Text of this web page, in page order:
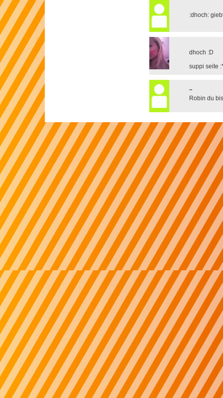
:dhoch:
dhoch :D
suppi seite
..
Robin du